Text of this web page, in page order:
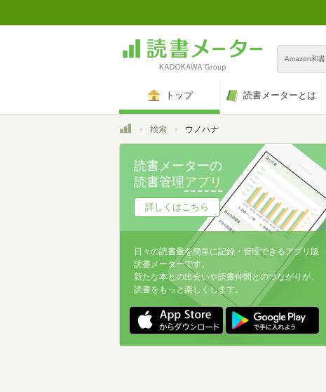
Amazon和書
トップ 読書メーターとは
トップ検索 ウノハナ
読書メーターの
読書管理アプリ
詳しくはこちら
日々の読書量を簡単に記録・管理できるアプリ版
読書メーターです。
新たな本との出会いや読書仲間とのつながりが、
読書をもっと楽しくします。